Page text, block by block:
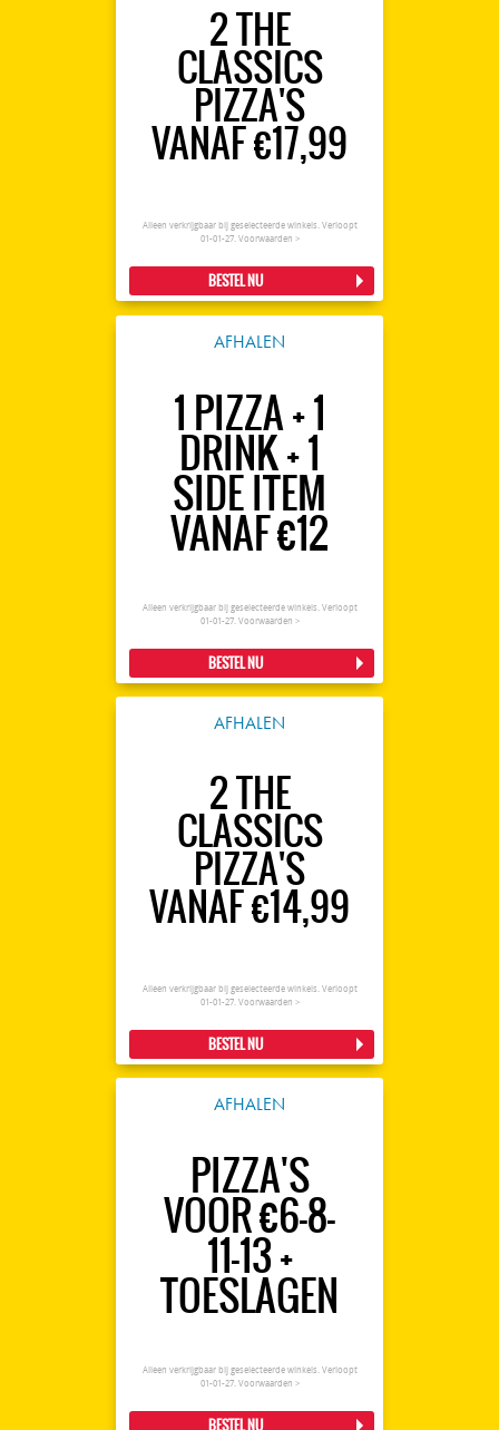
2 THE
CLASSICS
PIZZA'S
VANAF €17,99
Alleen verkrijgbaar bij geselecteerde winkels. Verloopt
01-01-27. Voorwaarden >
BESTEL NU
AFHALEN
1 PIZZA + 1
DRINK + 1
SIDE ITEM
VANAF €12
Alleen verkrijgbaar bij geselecteerde winkels. Verloopt
01-01-27. Voorwaarden >
BESTEL NU
AFHALEN
2 THE
CLASSICS
PIZZA'S
VANAF €14,99
Alleen verkrijgbaar bij geselecteerde winkels. Verloopt
01-01-27. Voorwaarden >
BESTEL NU
AFHALEN
PIZZA'S
VOOR €6-8-
11-13 +
TOESLAGEN
Alleen verkrijgbaar bij geselecteerde winkels. Verloopt
01-01-27. Voorwaarden >
BESTEL NU